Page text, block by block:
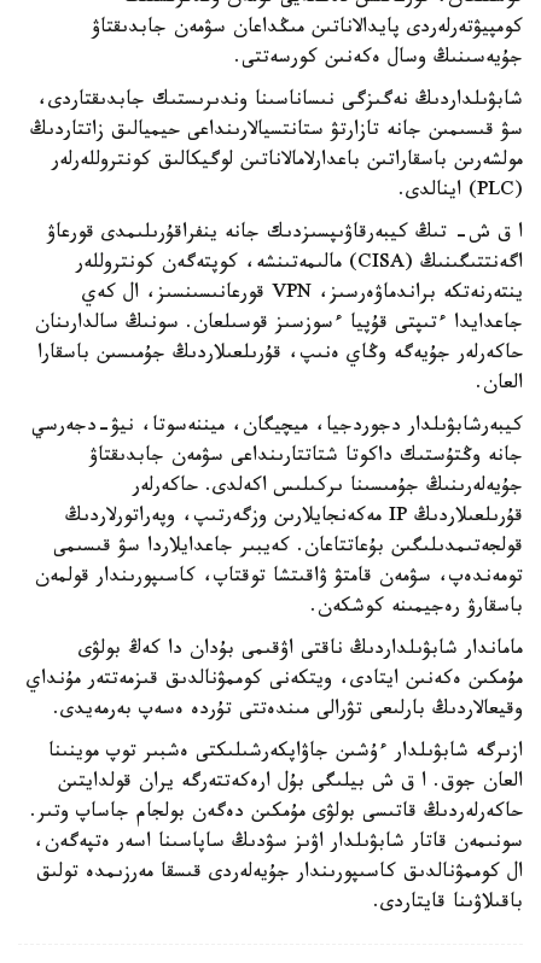
كومپيۋتەرلەردى پايدالاناتىن مىڭداعان سۋمەن جابدىقتاۋ
جۇيەسىنىڭ وسال ەكەنىن كورسەتتى.
شابۋىلداردىڭ نەگىزگى نىساناسىنا وندىرىستىك جابدىقتاردى،
سۋ قىسىمىن جانە تازارتۋ ستانتسيالارىنداعى حيميالىق زاتتاردىڭ
مولشەرىن باسقاراتىن باعدارلامالاناتىن لوگيكالىق كونتروللەرلەر
(PLC) اينالدى.
ا ق ش- تىڭ كيبەرقاۋىپسىزدىك جانە ينفراقۇرىلىمدى قورعاۋ
اگەنتتىگىنىڭ (CISA) مالىمەتىنشە، كوپتەگەن كونتروللەر
ينتەرنەتكە براندماۋەرسىز، VPN قورعانىسىنسىز، ال كەي
جاعدايدا ءتىپتى قۇپيا ءسوزسىز قوسىلعان. سونىڭ سالدارىنان
حاكەرلەر جۇيەگە وڭاي ەنىپ، قۇرىلعىلاردىڭ جۇمىسىن باسقارا
العان.
كيبەرشابۋىلدار دجوردجيا، ميچيگان، ميننەسوتا، نيۋ-دجەرسي
جانە وڭتۇستىك داكوتا شتاتتارىنداعى سۋمەن جابدىقتاۋ
جۇيەلەرىنىڭ جۇمىسىنا ىركىلىس اكەلدى. حاكەرلەر
قۇرىلعىلاردىڭ IP مەكەنجايلارىن وزگەرتىپ، وپەراتورلاردىڭ
قولجەتىمدىلىگىن بۇعاتتاعان. كەيبىر جاعدايلاردا سۋ قىسىمى
تومەندەپ، سۋمەن قامتۋ ۋاقىتشا توقتاپ، كاسىپورىندار قولمەن
باسقارۋ رەجيمىنە كوشكەن.
ماماندار شابۋىلداردىڭ ناقتى اۋقىمى بۇدان دا كەڭ بولۋى
مۇمكىن ەكەنىن ايتادى، ويتكەنى كوممۋنالدىق قىزمەتتەر مۇنداي
وقيعالاردىڭ بارلىعى تۋرالى مىندەتتى تۇردە ەسەپ بەرمەيدى.
ازىرگە شابۋىلدار ءۇشىن جاۋاپكەرشىلىكتى ەشبىر توپ موينىنا
العان جوق. ا ق ش بيلىگى بۇل ارەكەتتەرگە يران قولدايتىن
حاكەرلەردىڭ قاتىسى بولۋى مۇمكىن دەگەن بولجام جاساپ وتىر.
سونىمەن قاتار شابۋىلدار اۋىز سۋدىڭ ساپاسىنا اسەر ەتپەگەن،
ال كوممۋنالدىق كاسىپورىندار جۇيەلەردى قىسقا مەرزىمدە تولىق
باقىلاۋىنا قايتاردى.